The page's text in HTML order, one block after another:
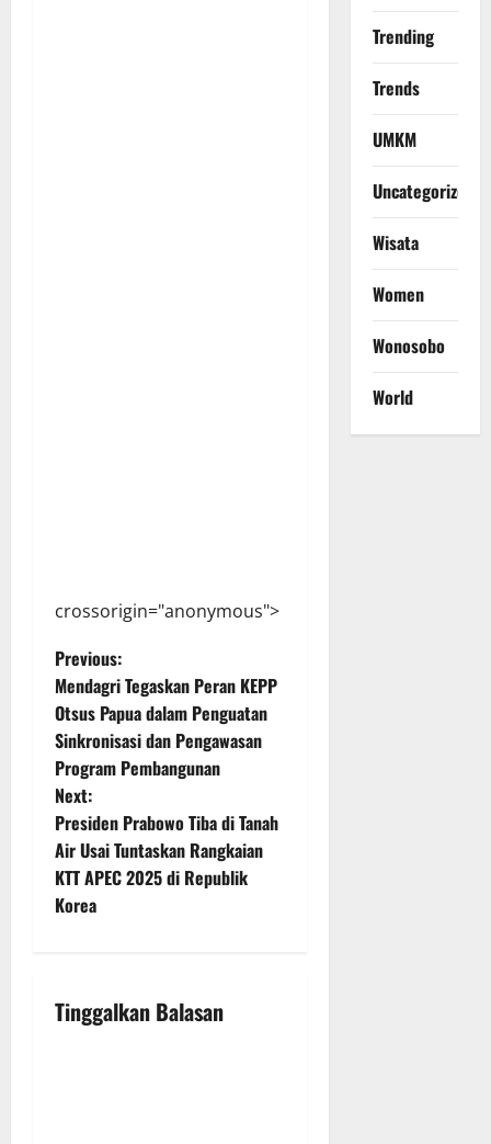
crossorigin="anonymous">
P
o
s
t
n
a
g
Previous:
Mendagri Tegaskan Peran KEPP
Otsus Papua dalam Penguatan
Sinkronisasi dan Pengawasan
Program Pembangunan
Next:
Presiden Prabowo Tiba di Tanah
Air Usai Tuntaskan Rangkaian
KTT APEC 2025 di Republik
Korea
Tinggalkan Balasan
Trending
Trends
UMKM
Uncategorized
Wisata
Women
Wonosobo
World